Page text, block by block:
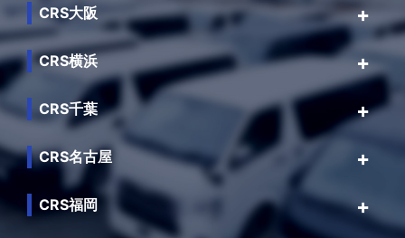
CRS大阪
CRS横浜
CRS千葉
CRS名古屋
CRS福岡